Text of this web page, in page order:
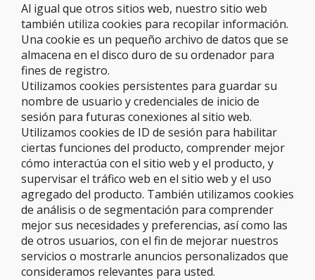
Al igual que otros sitios web, nuestro sitio web
también utiliza cookies para recopilar información.
Una cookie es un pequeño archivo de datos que se
almacena en el disco duro de su ordenador para
fines de registro.
Utilizamos cookies persistentes para guardar su
nombre de usuario y credenciales de inicio de
sesión para futuras conexiones al sitio web.
Utilizamos cookies de ID de sesión para habilitar
ciertas funciones del producto, comprender mejor
cómo interactúa con el sitio web y el producto, y
supervisar el tráfico web en el sitio web y el uso
agregado del producto. También utilizamos cookies
de análisis o de segmentación para comprender
mejor sus necesidades y preferencias, así como las
de otros usuarios, con el fin de mejorar nuestros
servicios o mostrarle anuncios personalizados que
consideramos relevantes para usted.